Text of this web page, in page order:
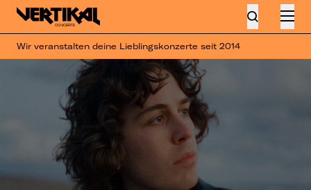
Wir veranstalten deine Lieblingskonzerte seit 2014